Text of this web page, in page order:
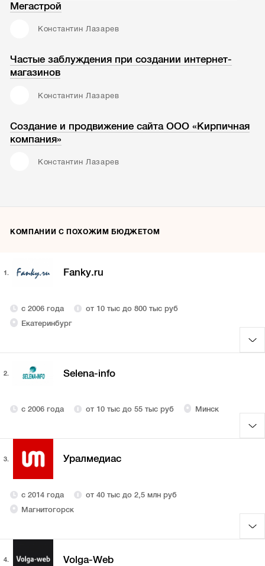
Мегастрой
Константин Лазарев
Частые заблуждения при создании интернет-
магазинов
Константин Лазарев
Создание и продвижение сайта ООО «Кирпичная
компания»
Константин Лазарев
КОМПАНИИ С ПОХОЖИМ БЮДЖЕТОМ
1. Fanky.ru
с 2006 года
от 10 тыс до 800 тыс руб
Екатеринбург
2. Selena-info
с 2006 года от 10 тыс до 55 тыс руб Минск
3. Уралмедиас
с 2014 года
от 40 тыс до 2,5 млн руб
Магнитогорск
4. Volga-Web